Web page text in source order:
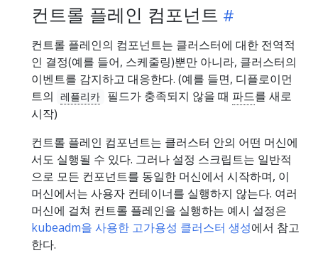
컨트롤 플레인 컴포넌트
컨트롤 플레인의 컴포넌트는 클러스터에 대한 전역적
인 결정(예를 들어, 스케줄링)뿐만 아니라, 클러스터의
이벤트를 감지하고 대응한다. (예를 들면, 디플로이먼
트의
레플리카 필드가 충족되지 않을 때 파드를 새로
시작)
컨트롤 플레인 컴포넌트는 클러스터 안의 어떤 머신에
서도 실행될 수 있다. 그러나 설정 스크립트는 일반적
으로 모든 컨포넌트를 동일한 머신에서 시작하며, 이
머신에서는 사용자 컨테이너를 실행하지 않는다. 여러
머신에 걸쳐 컨트롤 플레인을 실행하는 예시 설정은
kubeadm을 사용한 고가용성 클러스터 생성에서 참고
한다.